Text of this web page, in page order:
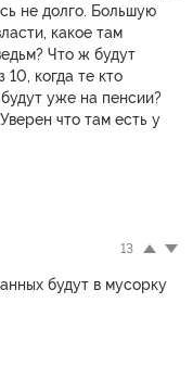
не долго. Большую
какое там
Что ж будут
10, когда те кто
уже на пенсии?
что там есть у
13
будут в мусорку